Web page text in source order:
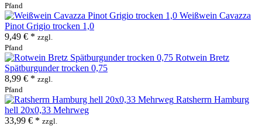
Pfand
Weißwein Cavazza
Pinot Grigio trocken 1,0
9,49 € * zzgl.
Pfand
Rotwein Bretz
Spätburgunder trocken 0,75
8,99 € * zzgl.
Pfand
Ratsherrn Hamburg
hell 20x0,33 Mehrweg
33,99 € * zzgl.